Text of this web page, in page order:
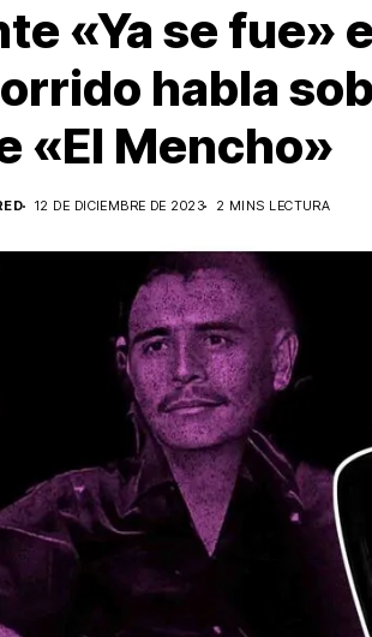
«Ya se fue»
habla
«El Mencho»
12 DE DICIEMBRE DE 2023 2 MINS LECTURA